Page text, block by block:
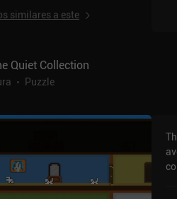
similares a este
Quiet Collection
Puzzle